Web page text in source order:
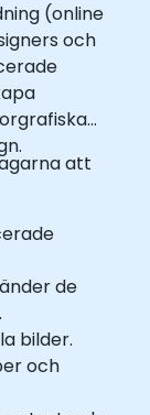
(online
och
att
de
bilder.
och